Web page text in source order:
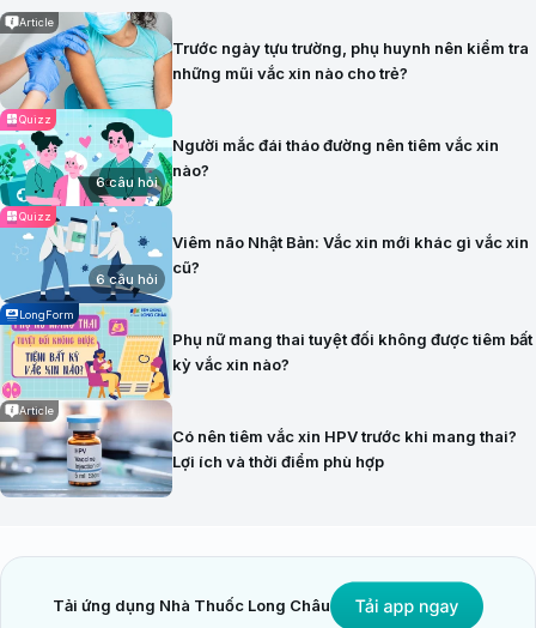
Article
Trước ngày tựu trường, phụ huynh nên kiểm tra
những mũi vắc xin nào cho trẻ?
Quizz
6 câu hỏi
Người mắc đái tháo đường nên tiêm vắc xin
nào?
Quizz
6 câu hỏi
Viêm não Nhật Bản: Vắc xin mới khác gì vắc xin
cũ?
LongForm
Phụ nữ mang thai tuyệt đối không được tiêm bất
kỳ vắc xin nào?
Article
Có nên tiêm vắc xin HPV trước khi mang thai?
Lợi ích và thời điểm phù hợp
Tải ứng dụng Nhà Thuốc Long Châu